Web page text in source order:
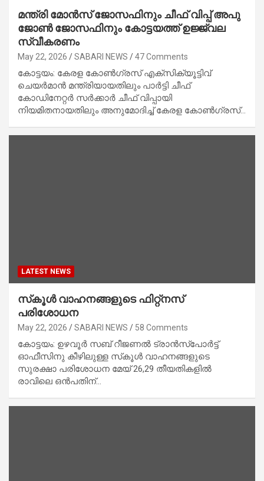
മന്ത്രി മോൻസ് ജോസഫിനും ചീഫ് വിപ്പ് അപു
ജോൺ ജോസഫിനും കോട്ടയത്ത് ഉജ്ജ്വല
സ്വീകരണം
May 22, 2026 SABARI NEWS 47 Comments
കോട്ടയം: കേരള കോൺഗ്രസ് എക്സിക്യൂട്ടിവ്
ചെയർമാൻ മന്ത്രിയായതിലും പാർട്ടി ചീഫ്
കോഡിനേറ്റർ സർക്കാർ ചീഫ് വിപ്പായി
നിയമിതനായതിലും അനുമോദിച്ച് കേരള കോൺഗ്രസ്…
LATEST NEWS
സ്‌കൂൾ വാഹനങ്ങളുടെ ഫിറ്റ്നസ്
പരിശോധന
May 22, 2026 SABARI NEWS 58 Comments
കോട്ടയം: ഉഴവൂർ സബ് റീജണൽ ട്രാൻസ്പോർട്ട്
ഓഫീസിനു കീഴിലുള്ള സ്‌കൂൾ വാഹനങ്ങളുടെ
സുരക്ഷാ പരിശോധന മേയ് 26,29 തീയതികളിൽ
രാവിലെ ഒൻപതിന്…